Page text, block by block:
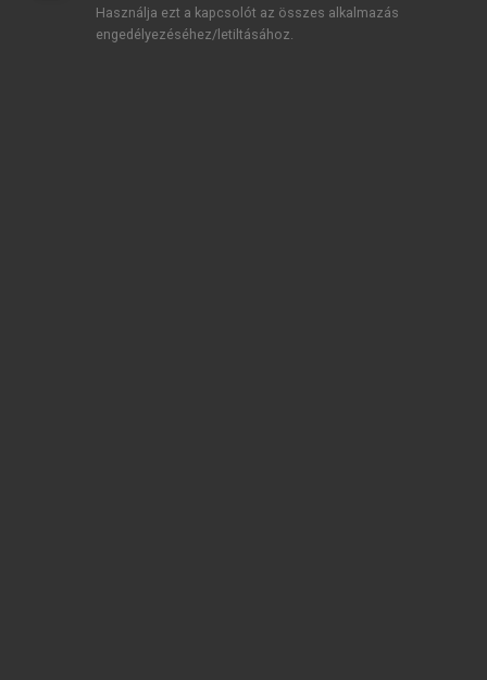
Használja ezt a kapcsolót az összes alkalmazás
engedélyezéséhez/letiltásához.